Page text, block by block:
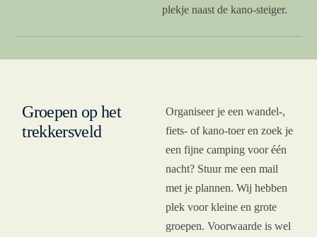
plekje naast de kano-steiger.
Groepen op het
trekkersveld
Organiseer je een wandel-,
fiets- of kano-toer en zoek je
een fijne camping voor één
nacht? Stuur me een mail
met je plannen. Wij hebben
plek voor kleine en grote
groepen. Voorwaarde is wel